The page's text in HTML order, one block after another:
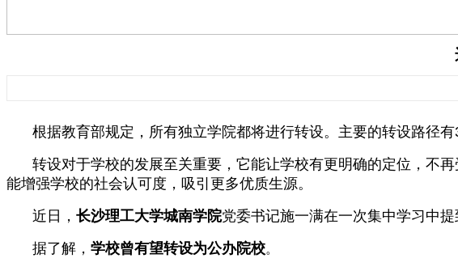
根据教育部规定，所有独立学院都将进行转设。主要的转设路径有
转设对于学校的发展至关重要，它能让学校有更明确的定位，不
能增强学校的社会认可度，吸引更多优质生源。
近日， 长沙理工大学城南学院党委书记施一满在一次集中学习中
据了解， 学校曾有望转设为公办院校。